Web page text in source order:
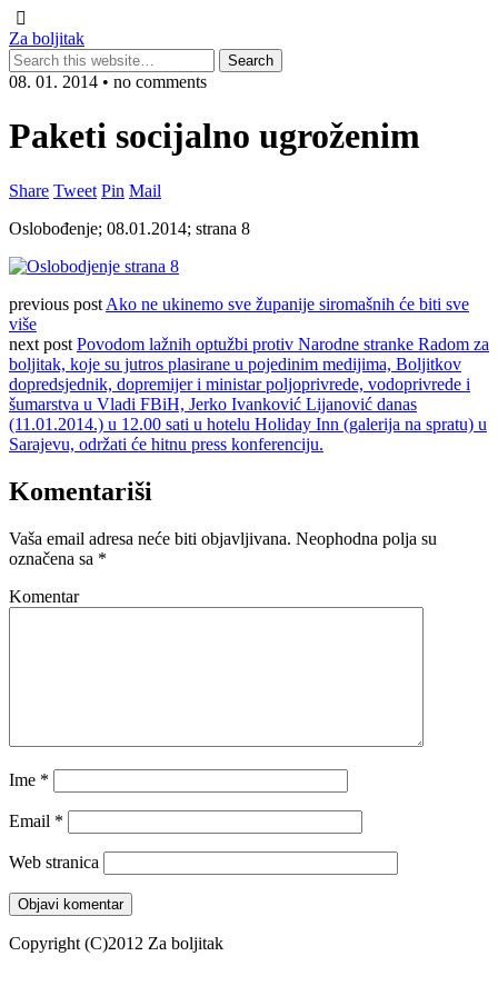
Za boljitak
08. 01. 2014 • no comments
Paketi socijalno ugroženim
Share Tweet Pin Mail
Oslobođenje; 08.01.2014; strana 8
previous post Ako ne ukinemo sve županije siromašnih će biti sve
više
next post Povodom lažnih optužbi protiv Narodne stranke Radom za
boljitak, koje su jutros plasirane u pojedinim medijima, Boljitkov
dopredsjednik, dopremijer i ministar poljoprivrede, vodoprivrede i
šumarstva u Vladi FBiH, Jerko Ivanković Lijanović danas
(11.01.2014.) u 12.00 sati u hotelu Holiday Inn (galerija na spratu) u
Sarajevu, održati će hitnu press konferenciju.
Komentariši
Vaša email adresa neće biti objavljivana. Neophodna polja su
označena sa *
Komentar
Ime *
Email *
Web stranica
Copyright (C)2012 Za boljitak